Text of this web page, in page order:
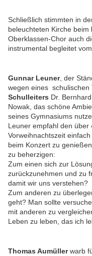
Schließlich stimmten in
beleuchteten Kirche beim
Oberklassen-Chor auch
instrumental begleitet
Gunnar Leuner, der
wegen eines schulischen
Schulleiters Dr.
Nowak, das schöne
seines Gymnasiums
Leuner empfahl den über
Vorweihnachtszeit
beim Konzert zu
zu beherzigen:
Zum einen sich zur
zurückzunehmen und zu
damit wir uns verstehen?
Zum anderen zu
geht? Man sollte
mit anderen zu
Leben zu leben, das ich
Thomas Aumüllerwarb